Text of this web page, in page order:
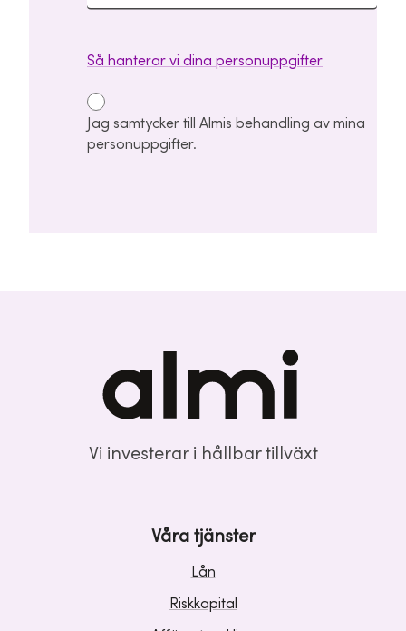
Så hanterar vi dina personuppgifter
Jag samtycker till Almis behandling av mina
personuppgifter.
Vi investerar i hållbar tillväxt
Våra tjänster
Lån
Riskkapital